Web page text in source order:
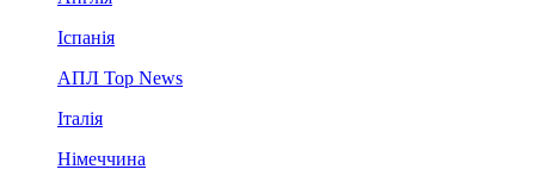
Іспанія
АПЛ Top News
Італія
Німеччина